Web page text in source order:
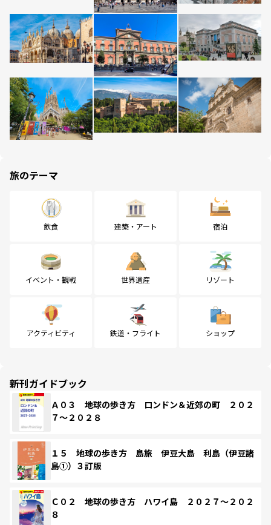
旅のテーマ
飲食 建築・アート 宿泊
イベント・観戦 世界遺産 リゾート
アクティビティ 鉄道・フライト ショップ
新刊ガイドブック
Ａ０３ 地球の歩き方 ロンドン＆近郊の町 ２０２
７～２０２８
１５ 地球の歩き方 島旅 伊豆大島 利島（伊豆諸
島①）３訂版
Ｃ０２ 地球の歩き方 ハワイ島 ２０２７～２０２
８